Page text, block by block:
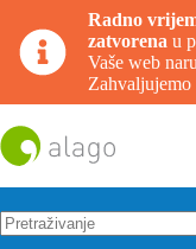
Radno
zatvorena u
Vaše web
Zahvaljujemo
na
sadržaj